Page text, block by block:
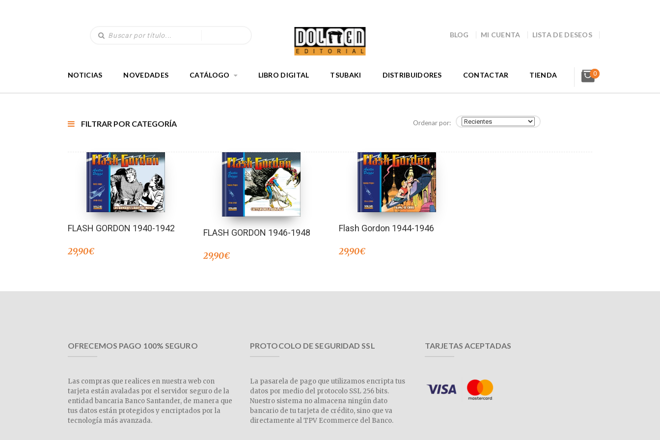
BLOG MI CUENTA LISTA DE DESEOS
NOTICIAS NOVEDADES CATÁLOGO LIBRO DIGITAL TSUBAKI DISTRIBUIDORES CONTACTAR TIENDA 0
FILTRAR POR CATEGORÍA Ordenar por:
FLASH GORDON 1940-1942
29,90€
FLASH GORDON 1946-1948
29,90€
Flash Gordon 1944-1946
29,90€
OFRECEMOS PAGO 100% SEGURO
Las compras que realices en nuestra web con
tarjeta están avaladas por el servidor seguro de la
entidad bancaria Banco Santander, de manera que
tus datos están protegidos y encriptados por la
tecnología más avanzada.
PROTOCOLO DE SEGURIDAD SSL
La pasarela de pago que utilizamos encripta tus
datos por medio del protocolo SSL 256 bits.
Nuestro sistema no almacena ningún dato
bancario de tu tarjeta de crédito, sino que va
directamente al TPV Ecommerce del Banco.
TARJETAS ACEPTADAS